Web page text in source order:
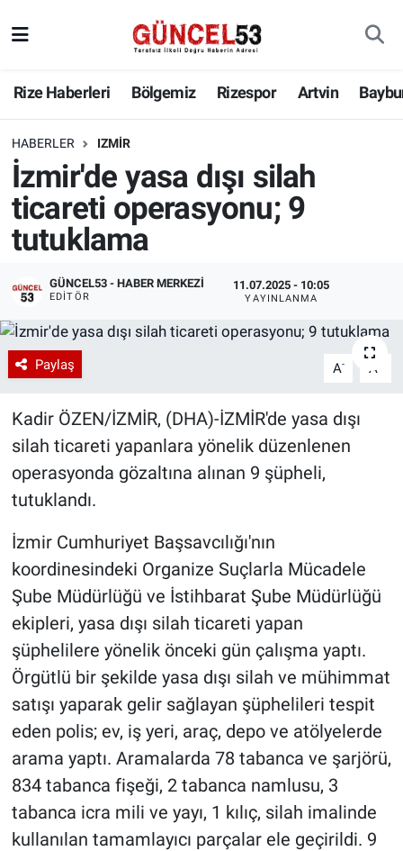
Rize Haberleri Bölgemiz Rizespor Artvin
HABERLER IZMIR
İzmir'de yasa dışı silah
ticareti operasyonu; 9
tutuklama
GÜNCEL53 - HABER MERKEZI
EDITÖR
11.07.2025 - 10:05
YAYINLANMA
Paylaş A- A
Kadir ÖZEN/İZMİR, (DHA)-İZMİR'de yasa dışı
silah ticareti yapanlara yönelik düzenlenen
operasyonda gözaltına alınan 9 şüpheli,
tutuklandı.
İzmir Cumhuriyet Başsavcılığı'nın
koordinesindeki Organize Suçlarla Mücadele
Şube Müdürlüğü ve İstihbarat Şube Müdürlüğü
ekipleri, yasa dışı silah ticareti yapan
şüphelilere yönelik önceki gün çalışma yaptı.
Örgütlü bir şekilde yasa dışı silah ve mühimmat
satışı yaparak gelir sağlayan şüphelileri tespit
eden polis; ev, iş yeri, araç, depo ve atölyelerde
arama yaptı. Aramalarda 78 tabanca ve şarjörü,
834 tabanca fişeği, 2 tabanca namlusu, 3
tabanca icra mili ve yayı, 1 kılıç, silah imalinde
kullanılan tamamlayıcı parçalar ele geçirildi. 9